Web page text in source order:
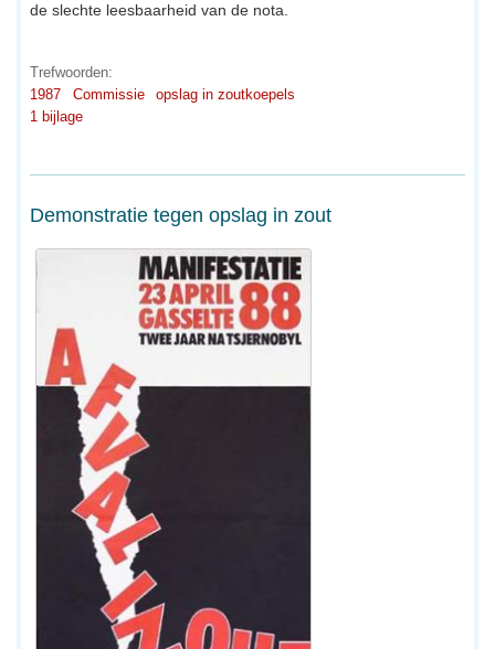
de slechte leesbaarheid van de nota.
Trefwoorden:
1987
Commissie
opslag in zoutkoepels
1 bijlage
Demonstratie tegen opslag in zout